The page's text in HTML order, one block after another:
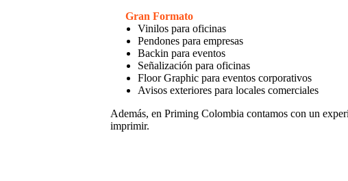
Gran Formato
Vinilos para oficinas
Pendones para empresas
Backin para eventos
Señalización para oficinas
Floor Graphic para eventos corporativos
Avisos exteriores para locales comerciales
Además, en Priming Colombia contamos con un
imprimir.